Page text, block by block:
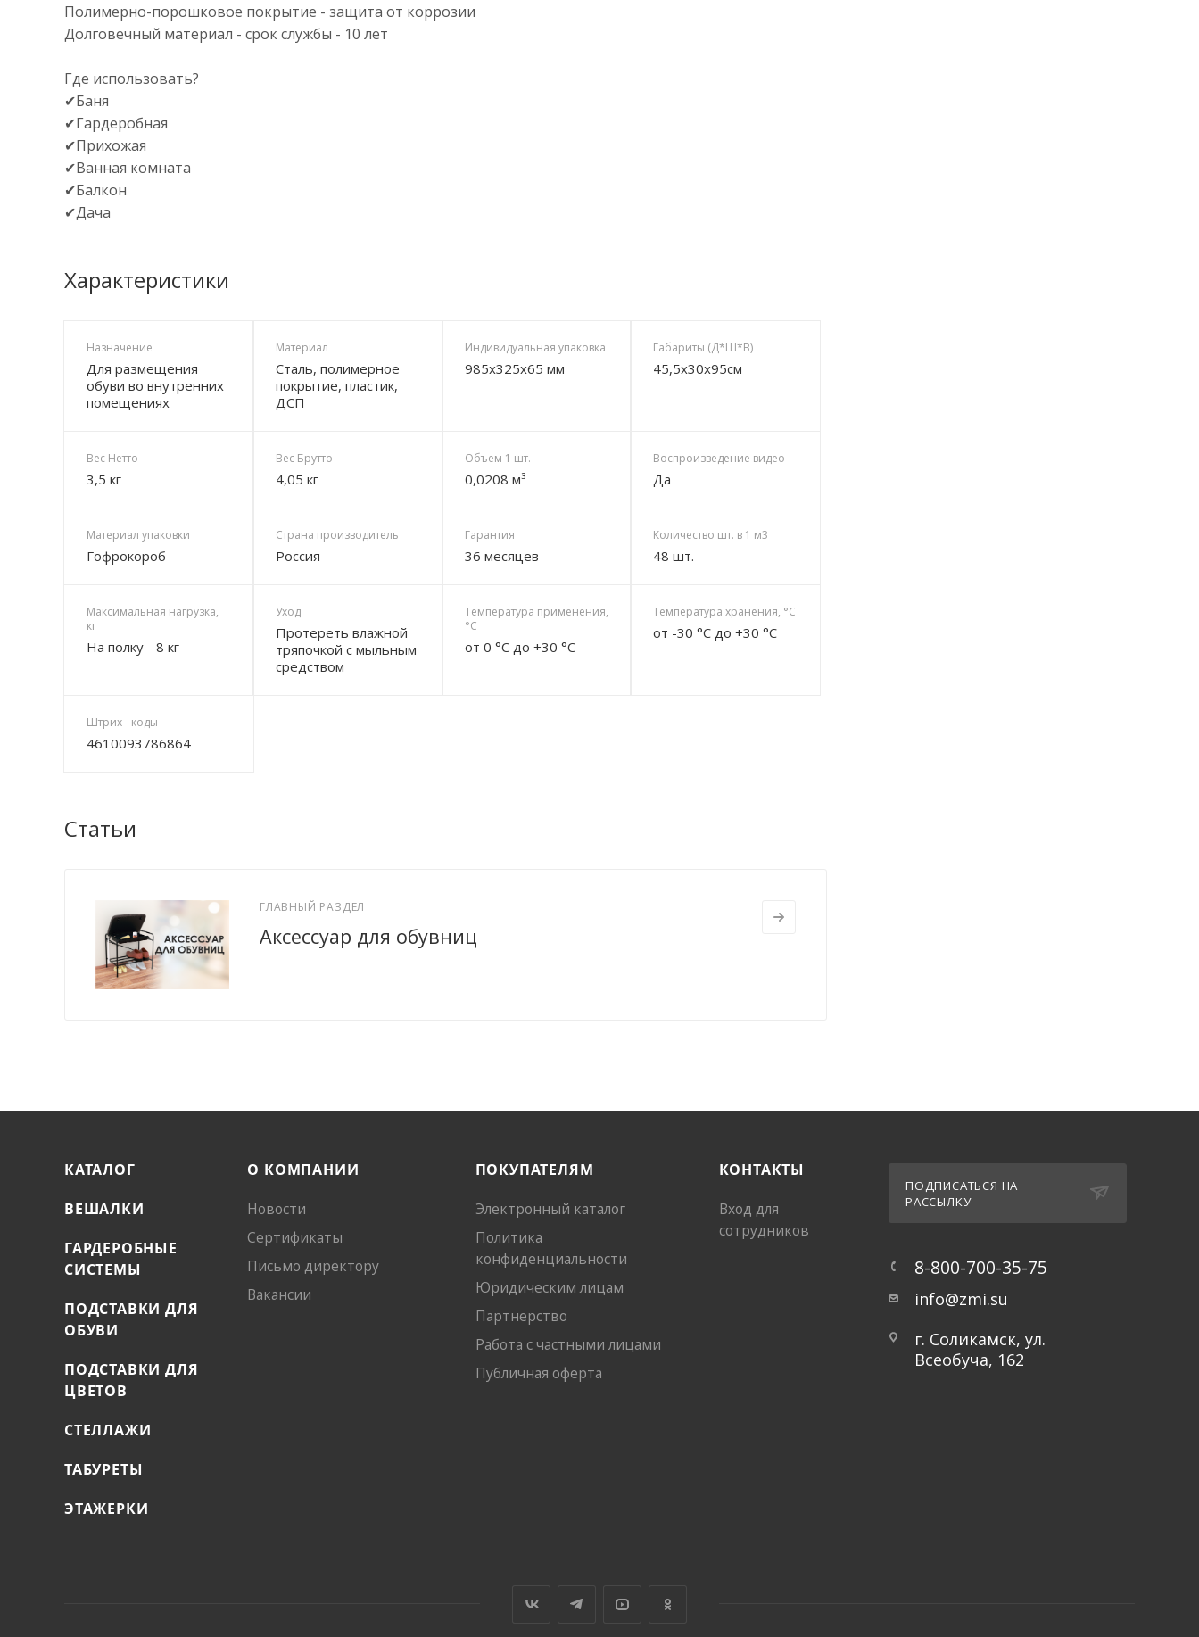
Полимерно-порошковое покрытие - защита от коррозии
Долговечный материал - срок службы - 10 лет
Где использовать?
✔Баня
✔Гардеробная
✔Прихожая
✔Ванная комната
✔Балкон
✔Дача
Характеристики
Назначение
Для размещения
обуви во внутренних
помещениях
Материал
Сталь, полимерное
покрытие, пластик,
ДСП
Индивидуальная упаковка
985х325х65 мм
Габариты (Д*Ш*В)
45,5х30х95см
Вес Нетто
3,5 кг
Вес Брутто
4,05 кг
Объем 1 шт.
0,0208 м³
Воспроизведение видео
Да
Материал упаковки
Гофрокороб
Страна производитель
Россия
Гарантия
36 месяцев
Количество шт. в 1 м3
48 шт.
Максимальная нагрузка,
кг
На полку - 8 кг
Уход
Протереть влажной
тряпочкой с мыльным
средством
Температура применения,
°C
от 0 °C до +30 °C
Температура хранения, °C
от -30 °C до +30 °C
Штрих - коды
4610093786864
Статьи
ГЛАВНЫЙ РАЗДЕЛ
Аксессуар для обувниц
КАТАЛОГ
ВЕШАЛКИ
ГАРДЕРОБНЫЕ
СИСТЕМЫ
ПОДСТАВКИ ДЛЯ
ОБУВИ
ПОДСТАВКИ ДЛЯ
ЦВЕТОВ
СТЕЛЛАЖИ
ТАБУРЕТЫ
ЭТАЖЕРКИ
О КОМПАНИИ
Новости
Сертификаты
Письмо директору
Вакансии
ПОКУПАТЕЛЯМ
Электронный каталог
Политика
конфиденциальности
Юридическим лицам
Партнерство
Работа с частными лицами
Публичная оферта
КОНТАКТЫ
Вход для
сотрудников
ПОДПИСАТЬСЯ НА
РАССЫЛКУ
8-800-700-35-75
info@zmi.su
г. Соликамск, ул.
Всеобуча, 162